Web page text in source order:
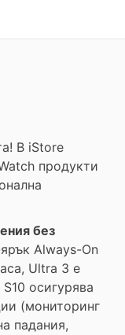
В iStore
продукти
без
Always-On
Ultra 3 е
осигурява
(мониторинг
падания,